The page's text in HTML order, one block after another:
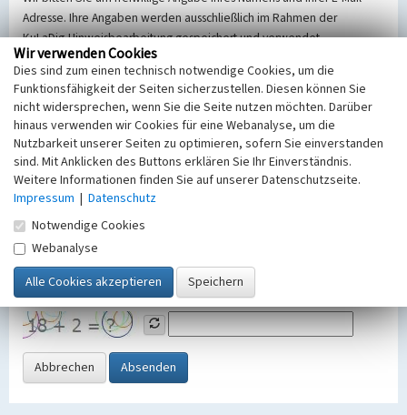
Adresse. Ihre Angaben werden ausschließlich im Rahmen der
KuLaDig-Hinweisbearbeitung gespeichert und verwendet.
Selbstverständlich werden diese entsprechend der Vorschriften des
Telemediengesetzes, des Datenschutzgesetzes NRW und der seit
dem 25.05.2018 gültigen Europäischen Datenschutzgrundverordnung
(EU-DSGVO) vertraulich behandelt, beachten Sie bitte unsere
Hinweise zumDatenschutz
Nachricht
SicherheitsabfrageTragen Sie unten das Rechenergebnis aus der
Grafik ein
Abbrechen Absenden
Wir verwenden Cookies
Dies sind zum einen technisch notwendige Cookies, um die
Funktionsfähigkeit der Seiten sicherzustellen. Diesen können Sie
nicht widersprechen, wenn Sie die Seite nutzen möchten. Darüber
hinaus verwenden wir Cookies für eine Webanalyse, um die
Nutzbarkeit unserer Seiten zu optimieren, sofern Sie einverstanden
sind. Mit Anklicken des Buttons erklären Sie Ihr Einverständnis.
Weitere Informationen finden Sie auf unserer Datenschutzseite.
Impressum | Datenschutz
Notwendige Cookies
Webanalyse